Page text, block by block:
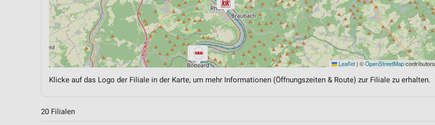
Leaflet | ©OpenStreetMapcontributors
Klicke auf das Logo der Filiale in der Karte, um mehr Informationen (Öffnungszeiten & Route) zur Filiale zu erhalten.
20 Filialen